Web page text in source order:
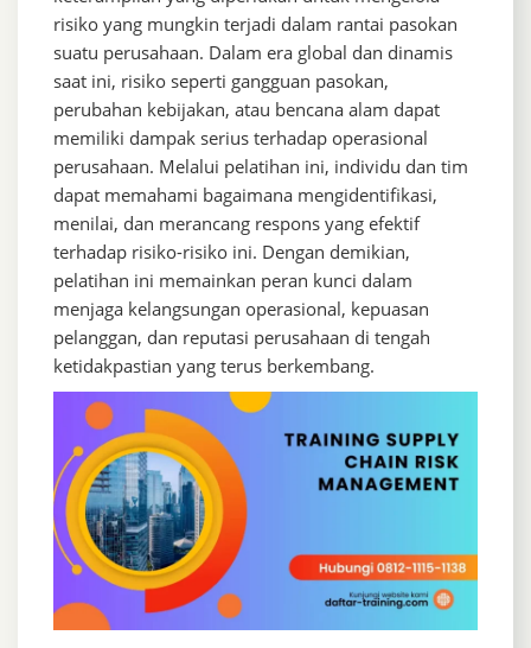
risiko yang mungkin terjadi dalam rantai pasokan
suatu perusahaan. Dalam era global dan dinamis
saat ini, risiko seperti gangguan pasokan,
perubahan kebijakan, atau bencana alam dapat
memiliki dampak serius terhadap operasional
perusahaan. Melalui pelatihan ini, individu dan tim
dapat memahami bagaimana mengidentifikasi,
menilai, dan merancang respons yang efektif
terhadap risiko-risiko ini. Dengan demikian,
pelatihan ini memainkan peran kunci dalam
menjaga kelangsungan operasional, kepuasan
pelanggan, dan reputasi perusahaan di tengah
ketidakpastian yang terus berkembang.